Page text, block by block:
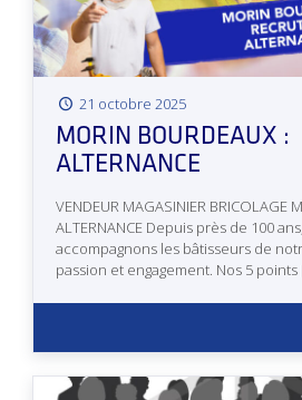
21 octobre 2025
MORIN BOURDEAUX :
ALTERNANCE
VENDEUR MAGASINIER BRICOLAGE
ALTERNANCE Depuis près de 100
accompagnons les bâtisseurs de
passion et engagement. Nos 5 points